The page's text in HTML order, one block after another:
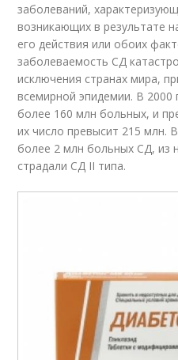
заболеваний,
возникающих в результате
его действия или обоих
заболеваемость СД
исключения странах мира,
всемирной эпидемии. В 2000
более 160 млн больных, и
их число превысит 215 млн.
более 2 млн больных СД, из
страдали СД II типа.